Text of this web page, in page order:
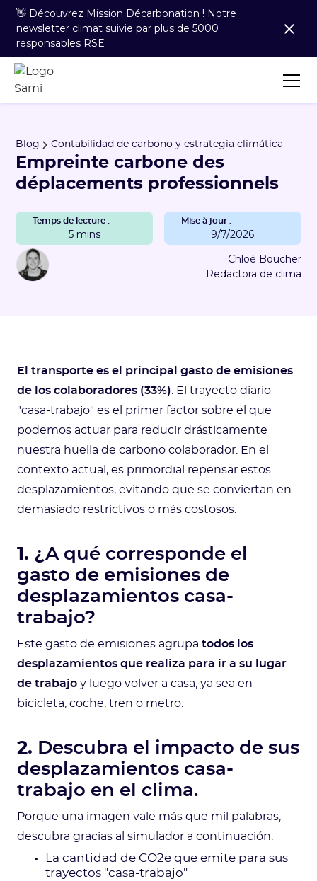
👋 Découvrez Mission Décarbonation ! Notre
newsletter climat suivie par plus de 5000
responsables RSE
Blog Contabilidad de carbono y estrategia climática
Empreinte carbone des
déplacements professionnels
Temps de lecture :
5 mins
Mise à jour :
9/7/2026
Chloé Boucher
Redactora de clima
El transporte es el principal gasto de emisiones
de los colaboradores (33%) . El trayecto diario
"casa-trabajo" es el primer factor sobre el que
podemos actuar para reducir drásticamente
nuestra huella de carbono colaborador. En el
contexto actual, es primordial repensar estos
desplazamientos, evitando que se conviertan en
demasiado restrictivos o más costosos.
1. ¿A qué corresponde el
gasto de emisiones de
desplazamientos casa-
trabajo?
Este gasto de emisiones agrupa todos los
desplazamientos que realiza para ir a su lugar
de trabajo y luego volver a casa, ya sea en
bicicleta, coche, tren o metro.
2. Descubra el impacto de sus
desplazamientos casa-
trabajo en el clima.
Porque una imagen vale más que mil palabras,
descubra gracias al simulador a continuación:
La cantidad de CO2e que emite para sus
trayectos "casa-trabajo"